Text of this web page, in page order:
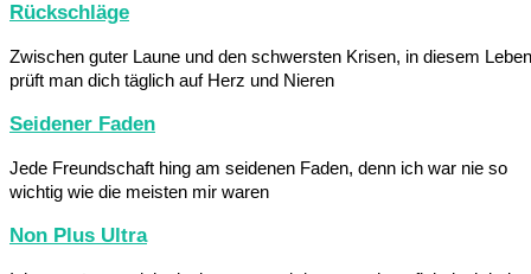
Rückschläge
Zwischen guter Laune und den schwersten Krisen, in diesem Leben
prüft man dich täglich auf Herz und Nieren
Seidener Faden
Jede Freundschaft hing am seidenen Faden, denn ich war nie so
wichtig wie die meisten mir waren
Non Plus Ultra